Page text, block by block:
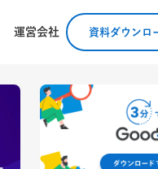
運営会社 資料ダウンロ